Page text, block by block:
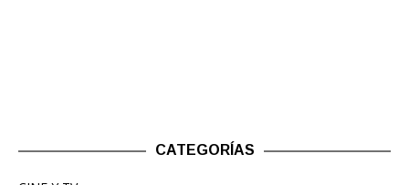
CATEGORÍAS